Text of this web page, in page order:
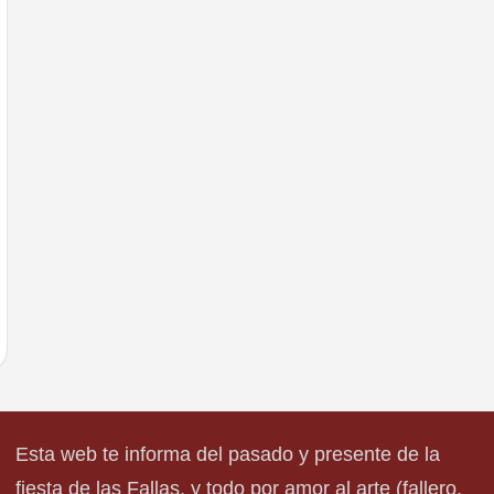
Esta web te informa del pasado y presente de la
fiesta de las Fallas, y todo por amor al arte (fallero,